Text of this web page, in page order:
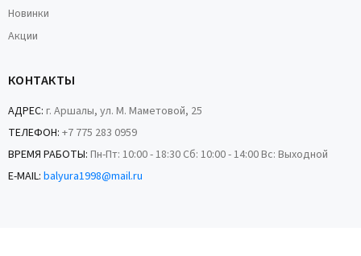
Новинки
Акции
КОНТАКТЫ
АДРЕС: г. Аршалы, ул. М. Маметовой, 25
ТЕЛЕФОН: +7 775 283 0959
ВРЕМЯ РАБОТЫ: Пн-Пт: 10:00 - 18:30 Сб: 10:00 - 14:00 Вс: Выходной
E-MAIL: balyura1998@mail.ru